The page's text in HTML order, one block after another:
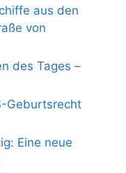
aus den
von
des Tages –
Geburtsrecht
Eine neue